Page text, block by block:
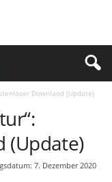
Downlaod (Update)
(Update)
7. Dezember 2020